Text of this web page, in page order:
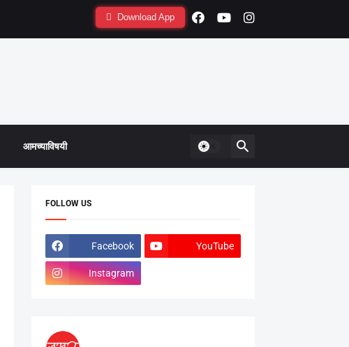
Download App
आमच्याविषयी
FOLLOW US
Facebook YouTube
Instagram